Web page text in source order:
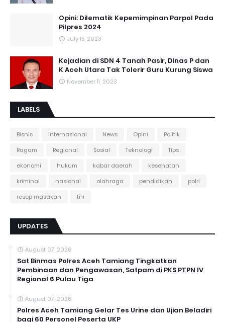
Opini: Dilematik Kepemimpinan Parpol Pada
Pilpres 2024
July 15, 2023
Kejadian di SDN 4 Tanah Pasir, Dinas P dan
K Aceh Utara Tak Tolerir Guru Kurung Siswa
November 11, 2023
LABELS
Bisnis Internasional News Opini
Politik
Ragam
Regional Sosial Teknologi
Tips
ekonomi
hukum kabar daerah
kesehatan
kriminal
nasional olahraga pendidikan
polri
resep masakan
tni
UPDATES
August 07, 2026
Sat Binmas Polres Aceh Tamiang Tingkatkan
Pembinaan dan Pengawasan, Satpam di PKS PTPN IV
Regional 6 Pulau Tiga
August 07, 2026
Polres Aceh Tamiang Gelar Tes Urine dan Ujian Beladiri
bagi 60 Personel Peserta UKP